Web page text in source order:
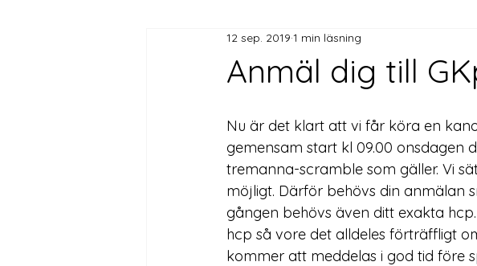
Anmäl dig till
12 sep. 2019 1 min läsning
Nu är det klart att vi får köra en
gemensam start kl 09.00 onsdagen
tremanna-scramble som gäller. Vi
möjligt. Därför behövs din anmälan
gången behövs även ditt exakta hcp
hcp så vore det alldeles förträffligt
kommer att meddelas i god tid före